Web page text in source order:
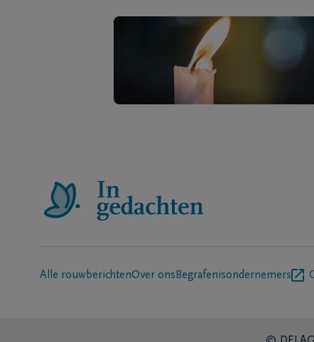
Alle rouwberichtenOver ons Begrafenisondernemers